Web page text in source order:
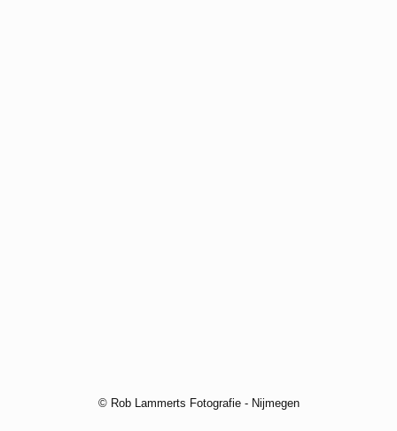
© Rob Lammerts Fotografie - Nijmegen